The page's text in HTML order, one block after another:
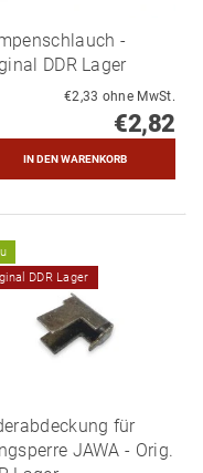
-
DDR Lager
€2,33 ohne MwSt.
€2,82
DDR Lager
für
JAWA - Orig.